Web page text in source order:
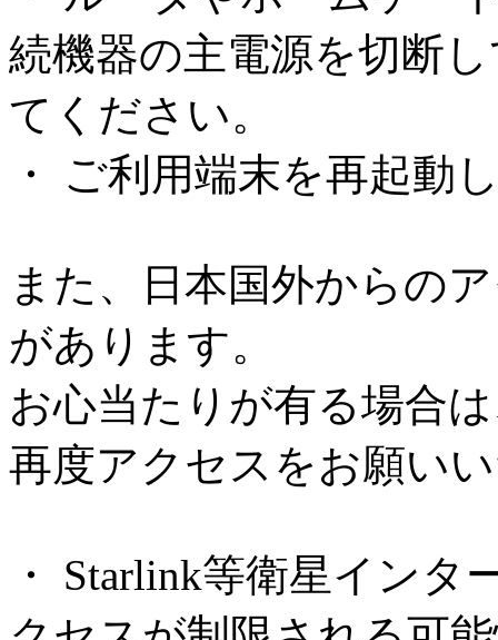
続機器の主電源を切断
てください。
・ ご利用端末を再起動
また、日本国外からの
があります。
お心当たりが有る場合
再度アクセスをお願い
・ Starlink等衛星イン